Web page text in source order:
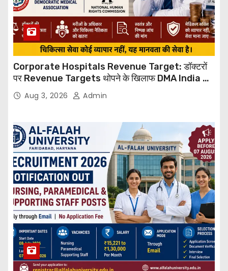
Corporate Hospitals Revenue Target: डॉक्टरों
पर Revenue Targets थोपने के खिलाफ DMA India का
बड़ा कदम, NHRC से Suo Motu जांच की मांग
Aug 3, 2026 Admin